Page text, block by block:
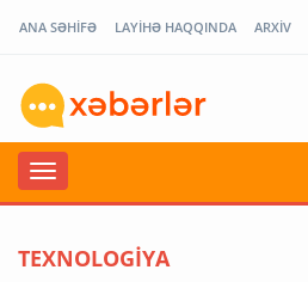
ANA SƏHİFƏ LAYİHƏ HAQQINDA ARXİV
TEXNOLOGİYA